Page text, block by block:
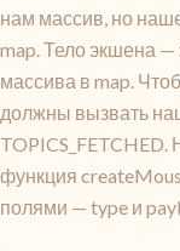
нам массив, но
map. Тело экшена
массива в map.
должны вызвать
функция
полями — type и